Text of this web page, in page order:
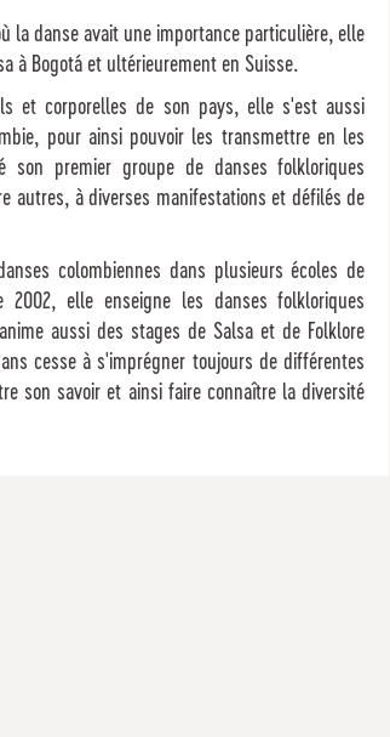
la danse avait une importance particulière, elle
à Bogotá et ultérieurement en Suisse.
et corporelles de son pays, elle s'est aussi
pour ainsi pouvoir les transmettre en les
premier groupe de danses folkloriques
autres, à diverses manifestations et défilés de
colombiennes dans plusieurs écoles de
elle enseigne les danses folkloriques
aussi des stages de Salsa et de Folklore
cesse à s'imprégner toujours de différentes
son savoir et ainsi faire connaître la diversité